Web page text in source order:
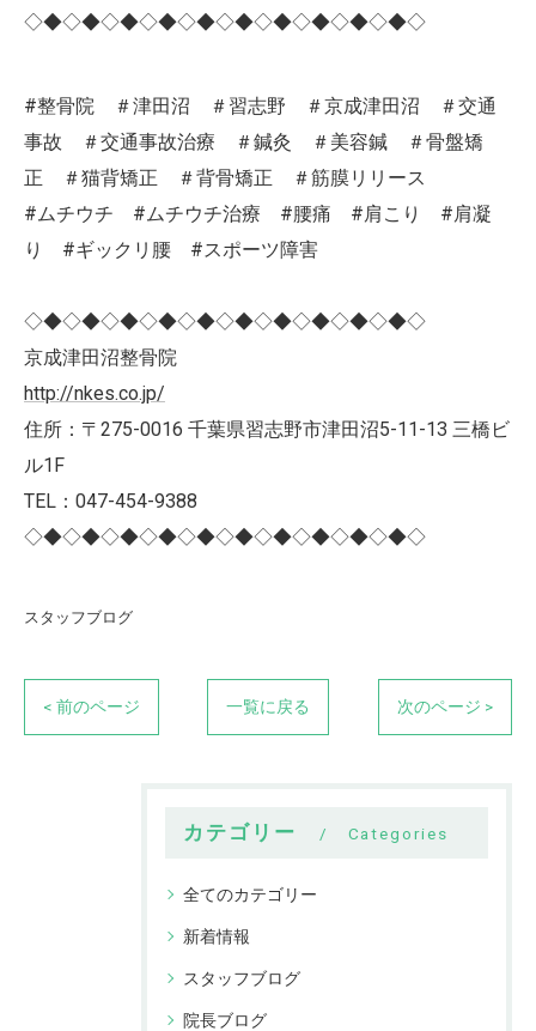
◇◆◇◆◇◆◇◆◇◆◇◆◇◆◇◆◇◆◇◆◇
#整骨院 ＃津田沼 ＃習志野 ＃京成津田沼 ＃交通
事故 ＃交通事故治療 ＃鍼灸 ＃美容鍼 ＃骨盤矯
正 ＃猫背矯正 ＃背骨矯正 ＃筋膜リリース
#ムチウチ #ムチウチ治療 #腰痛 #肩こり #肩凝
り #ギックリ腰 #スポーツ障害
◇◆◇◆◇◆◇◆◇◆◇◆◇◆◇◆◇◆◇◆◇
京成津田沼整骨院
http://nkes.co.jp/
住所：〒275-0016 千葉県習志野市津田沼5-11-13 三橋ビ
ル1F
TEL：047-454-9388
◇◆◇◆◇◆◇◆◇◆◇◆◇◆◇◆◇◆◇◆◇
スタッフブログ
< 前のページ 一覧に戻る 次のページ >
カテゴリー Categories
全てのカテゴリー
新着情報
スタッフブログ
院長ブログ